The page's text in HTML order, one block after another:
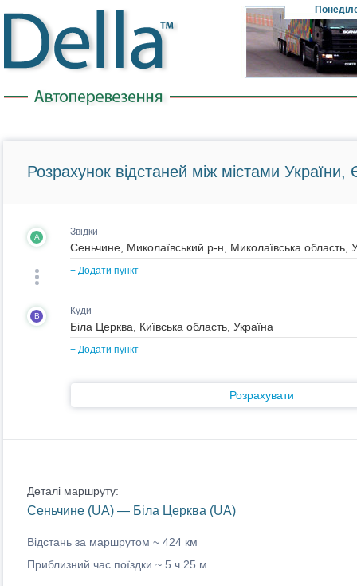
Розрахунок відстаней між містами України,
A Звідки
+ Додати пункт
B Куди
+ Додати пункт
Розрахувати
Деталі маршруту:
Сеньчине (UA) — Біла Церква (UA)
Відстань за маршрутом ~ 424 км
Приблизний час поїздки ~ 5 ч 25 м